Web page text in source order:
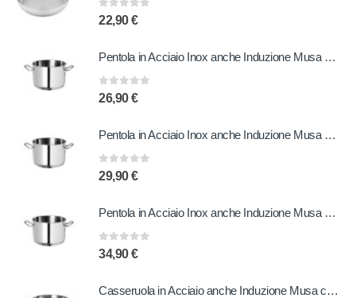
0out of 5
22,90€
Pentola in Acciaio Inox anche Induzione Musa 20 cm
0out of 5
26,90€
Pentola in Acciaio Inox anche Induzione Musa 22 cm
0out of 5
29,90€
Pentola in Acciaio Inox anche Induzione Musa 24 cm
0 out of 5
34,90€
Casseruola in Acciaio anche Induzione Musa con due Manici 24 cm